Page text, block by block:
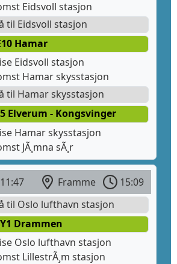
Eidsvoll stasjon
til Eidsvoll stasjon
Hamar
Eidsvoll stasjon
Hamar skysstasjon
til Hamar skysstasjon
Elverum - Kongsvinger
Hamar skysstasjon
JÃ¸mna sÃ¸r
11:47 Framme
15:09
til Oslo lufthavn stasjon
Drammen
Oslo lufthavn stasjon
LillestrÃ¸m stasjon